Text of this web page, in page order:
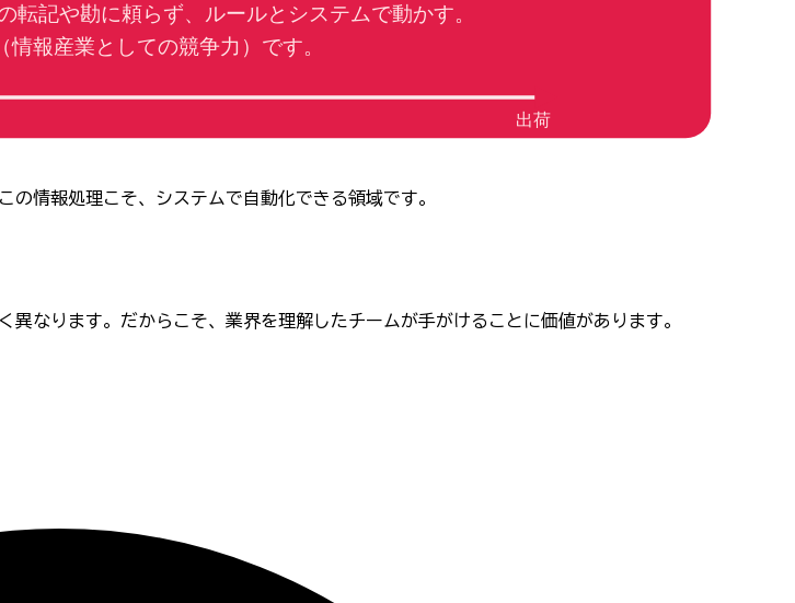
転記や勘に頼らず、ルールとシステムで動かす。
報産業としての競争力）です。
出荷
情報処理こそ、システムで自動化できる領域です。
なります。だからこそ、業界を理解したチームが手がけることに価値があります。